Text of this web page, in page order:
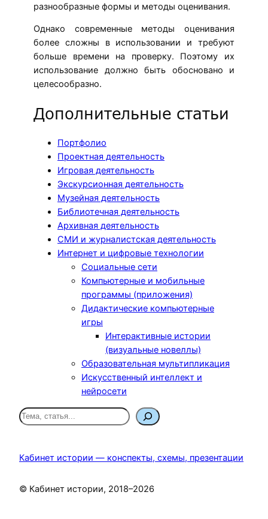
разнообразные формы и методы оценивания.
Однако современные методы оценивания
более сложны в использовании и требуют
больше времени на проверку. Поэтому их
использование должно быть обосновано и
целесообразно.
Дополнительные статьи
Портфолио
Проектная деятельность
Игровая деятельность
Экскурсионная деятельность
Музейная деятельность
Библиотечная деятельность
Архивная деятельность
СМИ и журналистская деятельность
Интернет и цифровые технологии
Социальные сети
Компьютерные и мобильные
программы (приложения)
Дидактические компьютерные
игры
Интерактивные истории
(визуальные новеллы)
Образовательная мультипликация
Искусственный интеллект и
нейросети
П
о
с
Кабинет истории — конспекты, схемы, презентации
© Кабинет истории, 2018–2026